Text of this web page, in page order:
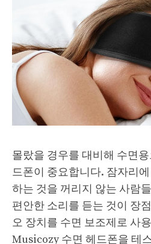
몰랐을 경우를 대비해 수면
드폰이 중요합니다. 잠자리
하는 것을 꺼리지 않는 사람
편안한 소리를 듣는 것이 장
오 장치를 수면 보조제로 사
Musicozy 수면 헤드폰을 테